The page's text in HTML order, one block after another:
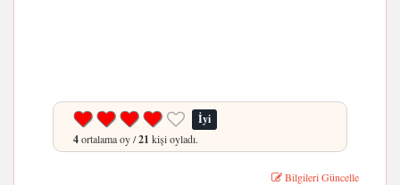
İyi
4ortalama oy /21 kişi oyladı.
Bilgileri Güncelle